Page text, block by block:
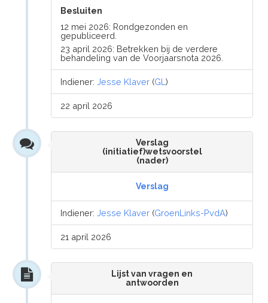
Besluiten
12 mei 2026: Rondgezonden en
gepubliceerd.
23 april 2026: Betrekken bij de verdere
behandeling van de Voorjaarsnota 2026.
Indiener:Jesse Klaver (GL)
22 april 2026
Verslag
(initiatief)wetsvoorstel
(nader)
Verslag
Indiener:Jesse Klaver (GroenLinks-PvdA)
21 april 2026
Lijst van vragen en
antwoorden